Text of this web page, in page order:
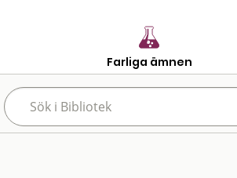
Farliga ämnen